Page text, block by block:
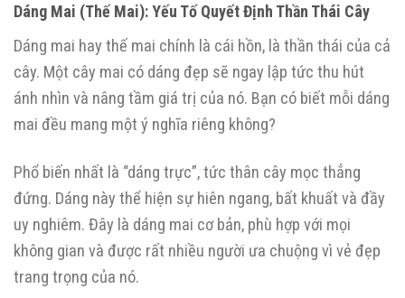
Dáng Mai (Thế Mai): Yếu Tố Quyết Định Thần Thái Cây
Dáng mai hay thế mai chính là cái hồn, là thần thái của cả
cây. Một cây mai có dáng đẹp sẽ ngay lập tức thu hút
ánh nhìn và nâng tầm giá trị của nó. Bạn có biết mỗi dáng
mai đều mang một ý nghĩa riêng không?
Phổ biến nhất là “dáng trực”, tức thân cây mọc thẳng
đứng. Dáng này thể hiện sự hiên ngang, bất khuất và đầy
uy nghiêm. Đây là dáng mai cơ bản, phù hợp với mọi
không gian và được rất nhiều người ưa chuộng vì vẻ đẹp
trang trọng của nó.